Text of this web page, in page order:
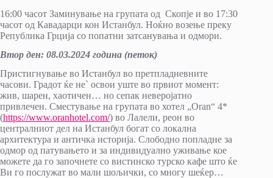
16:00 часот Заминување на групата од Скопје и во 17:30
часот од Кавадарци кон Истанбул. Ноќно возење преку
Република Грција со попатни затсанувања и одмори.
Втор ден: 08.03.2024 година (петок)
Пристигнување во Истанбул во претпладневните
часови. Градот ќе не` освои уште во првиот момент:
жив, шарен, хаотичен… но сепак неверојатно
привлечен. Сместување на групата во хотел „Oran“ 4*
(https://www.oranhotel.com/) во Лалели, реон во
централниот дел на Истанбул богат со локална
архитектура и античка историја. Слободно попладне за
одмор од патувањето и за индивидуално уживање кое
можете да го започнете со вистинско турско кафе што ќе
Ви го послужат во мали шољички, со многу шеќер…